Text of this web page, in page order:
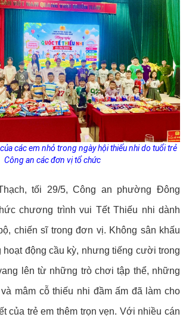
các em nhỏ trong ngày hội thiếu nhi do tuổi trẻ
Công an các đơn vị tổ chức
tối 29/5, Công an phường Đông
chương trình vui Tết Thiếu nhi dành
chiến sĩ trong đơn vị. Không sân khấu
hoạt động cầu kỳ, nhưng tiếng cười trong
lên từ những trò chơi tập thể, những
mâm cỗ thiếu nhi đầm ấm đã làm cho
của trẻ em thêm trọn vẹn. Với nhiều cán